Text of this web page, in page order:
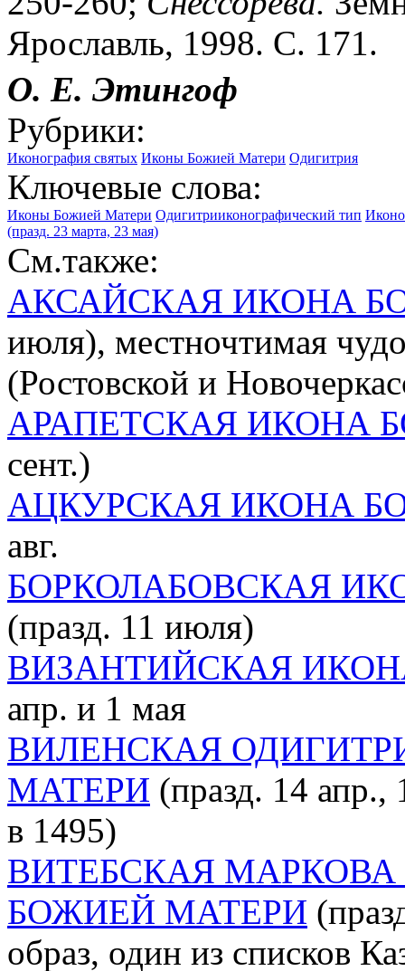
Ярославль, 1998. С. 171.
О. Е. Этингоф
Рубрики:
Иконография святых Иконы Божией Матери Одигитрия
Ключевые слова:
Иконы Божией Матери Одигитрииконографический тип
(празд. 23 марта, 23 мая)
См.также:
АКСАЙСКАЯ ИКОНА
июля), местночтимая
(Ростовской и
АРАПЕТСКАЯ ИКОНА
сент.)
АЦКУРСКАЯ ИКОНА
авг.
БОРКОЛАБОВСКАЯ
(празд. 11 июля)
ВИЗАНТИЙСКАЯ
апр. и 1 мая
ВИЛЕНСКАЯ
МАТЕРИ (празд. 14 апр.,
в 1495)
ВИТЕБСКАЯ
БОЖИЕЙ МАТЕРИ
образ, один из списков